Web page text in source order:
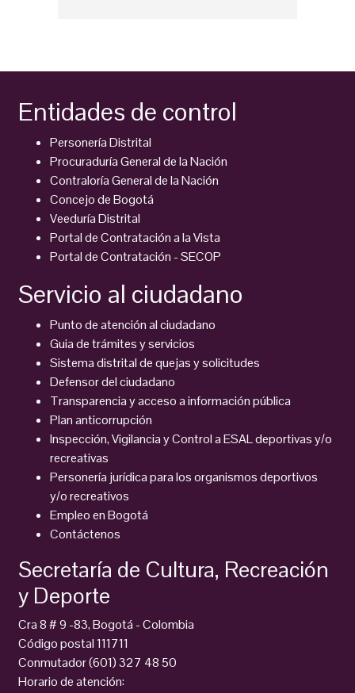
Entidades de control
Personería Distrital
Procuraduría General de la Nación
Contraloría General de la Nación
Concejo de Bogotá
Veeduría Distrital
Portal de Contratación a la Vista
Portal de Contratación - SECOP
Servicio al ciudadano
Punto de atención al ciudadano
Guia de trámites y servicios
Sistema distrital de quejas y solicitudes
Defensor del ciudadano
Transparencia y acceso a información pública
Plan anticorrupción
Inspección, Vigilancia y Control a ESAL deportivas y/o
recreativas
Personería jurídica para los organismos deportivos
y/o recreativos
Empleo en Bogotá
Contáctenos
Secretaría de Cultura, Recreación
y Deporte
Cra 8 # 9 -83, Bogotá - Colombia
Código postal 111711
Conmutador (601) 327 48 50
Horario de atención: